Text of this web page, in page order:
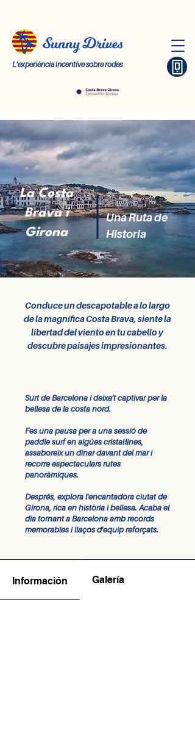
L'experiència incentive sobre rodes
La Costa
Brava i
Girona
Una Ruta de
Historia
Conduce un descapotable a lo largo
de la magnífica Costa Brava, siente la
libertad del viento en tu cabello y
descubre paisajes impresionantes.
Surt de Barcelona i deixa't captivar per la
bellesa de la costa nord.
Fes una pausa per a una sessió de
paddle surf en aigües cristal·lines,
assaboreix un dinar davant del mar i
recorre espectaculars rutes
panoràmiques.
Després, explora l'encantadora ciutat de
Girona, rica en història i bellesa. Acaba el
dia tornant a Barcelona amb records
memorables i llaços d'equip reforçats.
Información Galería